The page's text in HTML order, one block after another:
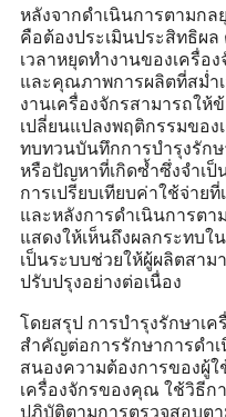
หลังจากดำเนินการตามก
คือต้องประเมินประสิทธิผ
เวลาหยุดทำงานของเครื่
และคุณภาพการผลิตที่สม่ำ
งานเครื่องจักรสามารถใ
เปลี่ยนแปลงพฤติกรรมของ
ทบทวนบันทึกการบำรุงรัก
หรือปัญหาที่เกิดซ้ำซึ่งจำเ
การเปรียบเทียบค่าใช้จ่าย
และหลังการดำเนินการต
แสดงให้เห็นถึงผลกระทบ
เป็นระบบช่วยให้ผู้ผลิตสา
ปรับปรุงอย่างต่อเนื่อง
โดยสรุป การบำรุงรักษาเ
สำคัญต่อการรักษาการดำ
สนองความต้องการของผู้ใ
เครื่องจักรของคุณ ใช้วิธีก
ปฏิบัติตามการตรวจสอบต